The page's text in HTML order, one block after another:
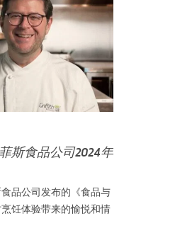
斯食品公司2024年
品公司发布的《食品与
饪体验带来的愉悦和情